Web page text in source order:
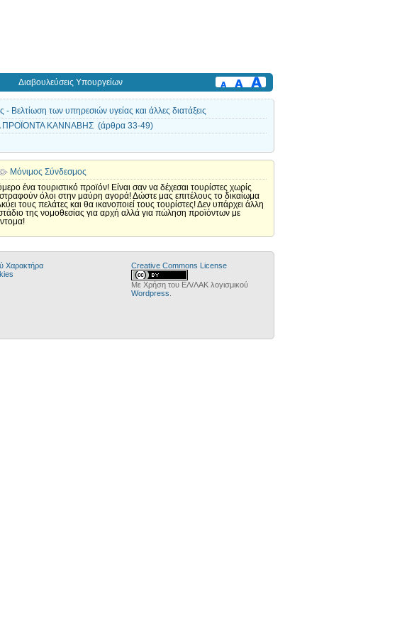
Διαβουλεύσεις Υπουργείων
των υπηρεσιών υγείας και άλλες διατάξεις
ΠΡΟΪΟΝΤΑ ΚΑΝΝΑΒΗΣ (άρθρα 33-49)
Μόνιμος Σύνδεσμος
ένα τουριστικό προϊόν! Είναι σαν να δέχεσαι τουρίστες χωρίς
όλοι στην μαύρη αγορά! Δώστε μας επιτέλους το δικαίωμα
τους πελάτες και θα ικανοποιεί τους τουρίστες! Δεν υπάρχει άλλη
της νομοθεσίας για αρχή αλλά για πώληση προϊόντων με
Χαρακτήρα
Creative Commons License
Με Χρήση του ΕΛ/ΛΑΚ λογισμικού
Wordpress